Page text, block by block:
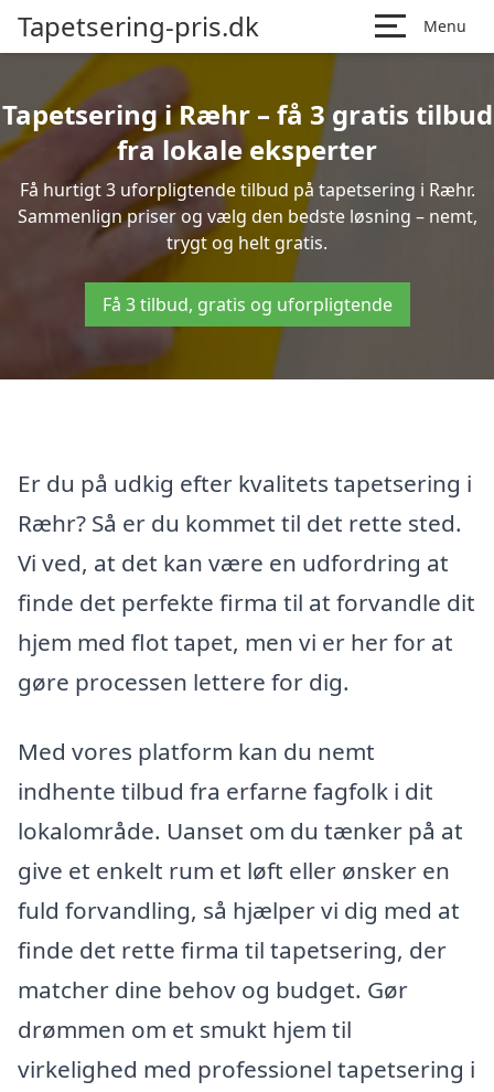
Tapetsering-pris.dk Menu
Tapetsering i Ræhr – få 3 gratis tilbud
fra lokale eksperter
Få hurtigt 3 uforpligtende tilbud på tapetsering i Ræhr.
Sammenlign priser og vælg den bedste løsning – nemt,
trygt og helt gratis.
Få 3 tilbud, gratis og uforpligtende
Er du på udkig efter kvalitets tapetsering i
Ræhr? Så er du kommet til det rette sted.
Vi ved, at det kan være en udfordring at
finde det perfekte firma til at forvandle dit
hjem med flot tapet, men vi er her for at
gøre processen lettere for dig.
Med vores platform kan du nemt
indhente tilbud fra erfarne fagfolk i dit
lokalområde. Uanset om du tænker på at
give et enkelt rum et løft eller ønsker en
fuld forvandling, så hjælper vi dig med at
finde det rette firma til tapetsering, der
matcher dine behov og budget. Gør
drømmen om et smukt hjem til
virkelighed med professionel tapetsering i